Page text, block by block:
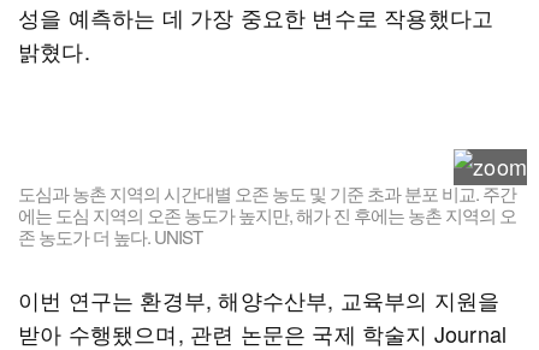
성을 예측하는 데 가장 중요한 변수로 작용했다고
밝혔다.
도심과 농촌 지역의 시간대별 오존 농도 및 기준 초과 분포 비교. 주간
에는 도심 지역의 오존 농도가 높지만, 해가 진 후에는 농촌 지역의 오
존 농도가 더 높다. UNIST
이번 연구는 환경부, 해양수산부, 교육부의 지원을
받아 수행됐으며, 관련 논문은 국제 학술지 Journal